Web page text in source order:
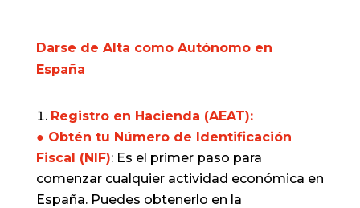
Darse de Alta como Autónomo en
España
Registro en Hacienda (AEAT):
● Obtén tu Número de Identificación
Fiscal (NIF): Es el primer paso para
comenzar cualquier actividad económica en
España. Puedes obtenerlo en la